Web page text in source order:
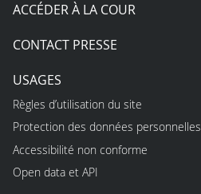
ACCÉDER À LA COUR
CONTACT PRESSE
USAGES
Règles d’utilisation du site
Protection des données personnelles
Accessibilité non conforme
Open data et API